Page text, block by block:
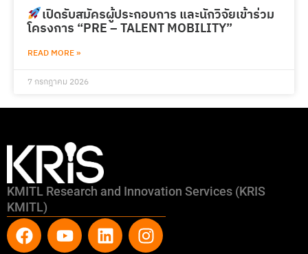
เปิดรับสมัครผู้ประกอบการ และนักวิจัยเข้าร่วม
โครงการ “PRE – TALENT MOBILITY”
READ MORE »
7 กรกฎาคม 2026
KMITL Research and Innovation Services (KRIS
KMITL)
F
a
Y
o
L
i
I
n